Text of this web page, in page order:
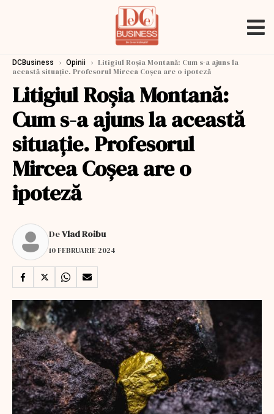
DCBusiness › Opinii › Litigiul Roșia Montană: Cum s-a ajuns la
această situație. Profesorul Mircea Coșea are o ipoteză
Litigiul Roșia Montană:
Cum s-a ajuns la această
situație. Profesorul
Mircea Coșea are o
ipoteză
DeVlad Roibu
10 FEBRUARIE 2024